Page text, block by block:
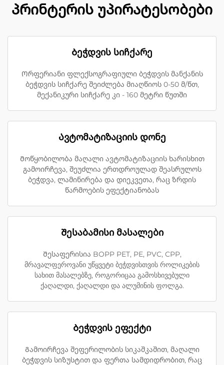
პრინტერის უპირატესობები
Ბეჭდვის სიჩქარე
Ორფერიანი ფლექსოგრაფიული ბეჭდვის მანქანის
ბეჭდვის სიჩქარე შეიძლება მიაღწიოს 0-50 მ/წთ,
მექანიკური სიჩქარე კი - 160 მეტრი წუთში
Ავტომატიზაციის დონე
Მოწყობილობა მაღალი ავტომატიზაციის ხარისხით
გამოირჩევა, შეუძლია ერთდროულად შეასრულოს
ბეჭდვა, ლამინირება და დიეკვეთა, რაც ზრდის
წარმოების ეფექტიანობას
Შესაბამისი მასალები
Შესაფერისია BOPP PET, PE, PVC, CPP,
მრავალფეროვანი უწყვეტი ბეჭდვისთვის როლიკების
სახით მასალებზე, როგორიცაა გამოსხივებული
ქაღალდი, ქაღალდი და ალუმინის ფოლგა.
Ბეჭდვის ეფექტი
Გამოირჩევა შეფერილობის სიკაშკაშით, მაღალი
ბეჭდვის სიზუსტით და ფერთა სამდიდრობით, რაც